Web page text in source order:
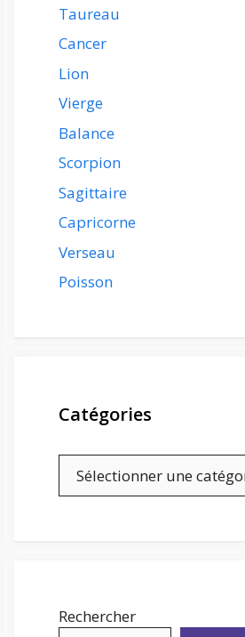
Taureau
Cancer
Lion
Vierge
Balance
Scorpion
Sagittaire
Capricorne
Verseau
Poisson
Catégories
Rechercher